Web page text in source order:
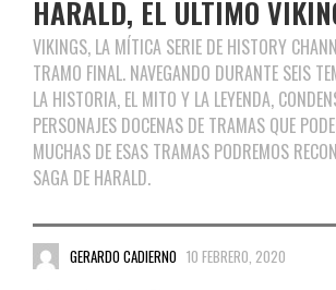
HARALD, EL ÚLTIMO
VIKINGS, LA MÍTICA SERIE DE HISTORY
TRAMO FINAL. NAVEGANDO DURANTE SEIS
LA HISTORIA, EL MITO Y LA LEYENDA,
PERSONAJES DOCENAS DE TRAMAS QUE
MUCHAS DE ESAS TRAMAS PODREMOS
SAGA DE HARALD.
GERARDO CADIERNO 10 FEBRERO, 2020